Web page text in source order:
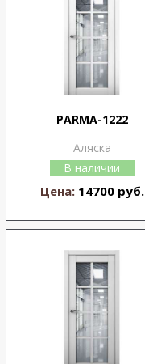
PARMA-1222
Аляска
В наличии
Цена: 14700 руб.